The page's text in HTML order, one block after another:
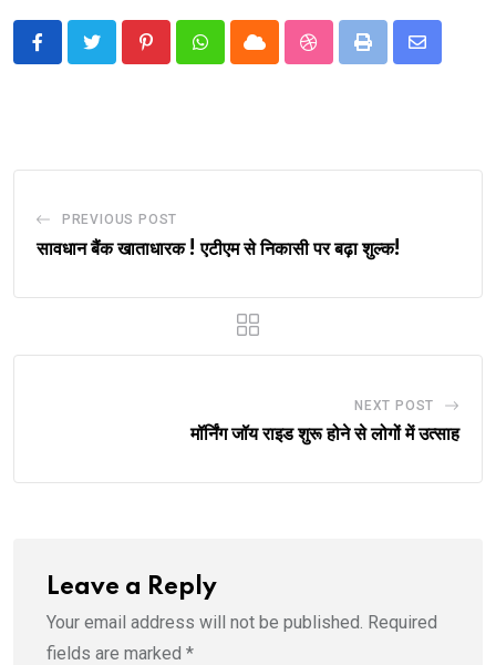
PinterestWhatsappCloud StumbleUpon
Print
Share
PREVIOUS POST
सावधान बैंक खाताधारक ! एटीएम से निकासी पर बढ़ा शुल्क!
NEXT POST
मॉर्निंग जॉय राइड शुरू होने से लोगों में उत्साह
Leave a Reply
Your email address will not be published. Required
fields are marked *